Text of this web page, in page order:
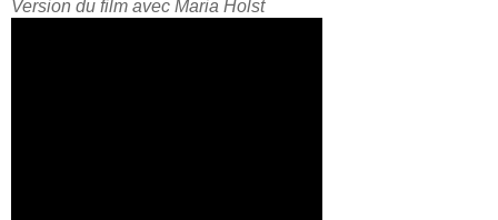
Version du film avec Maria Holst